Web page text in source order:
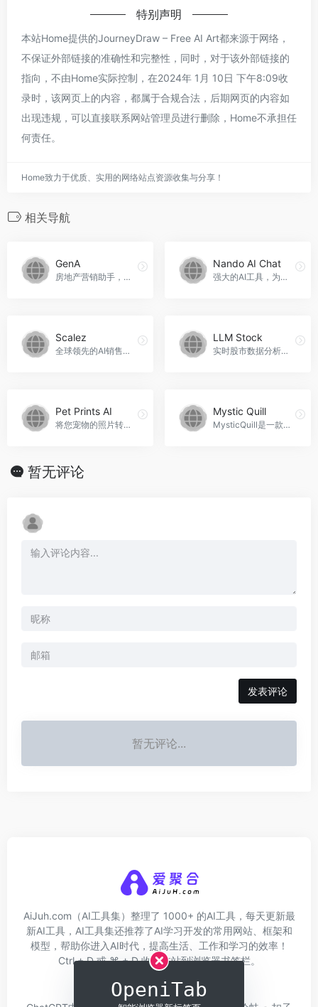
特别声明
本站Home提供的JourneyDraw – Free AI Art都来源于网络，
不保证外部链接的准确性和完整性，同时，对于该外部链接的
指向，不由Home实际控制，在2024年 1月 10日 下午8:09收
录时，该网页上的内容，都属于合规合法，后期网页的内容如
出现违规，可以直接联系网站管理员进行删除，Home不承担任
何责任。
Home致力于优质、实用的网络站点资源收集与分享！
相关导航
GenA
房地产营销助手，GenA官网入口网址
Nando AI Chat
强大的AI工具，为在线业务所有者提供高转化率的文案，Nando AI Chat官网入口网址
Scalez
全球领先的AI销售线索生成平台，Scalez官网入口网址
LLM Stock
实时股市数据分析平台，LLM Stock官网入口网址
Pet Prints AI
将您宠物的照片转化为永恒的杰作。Pet Prints AI官网入口网址
Mystic Quill
MysticQuill是一款AI驱动的全能商业套件，提高生产力并节省时间。Mystic Quill官网入口网址
暂无评论
发表评论
暂无评论...
AiJuh.com（AI工具集）整理了 1000+ 的AI工具，每天更新最
新AI工具，AI工具集还推荐了AI学习开发的常用网站、框架和
模型，帮助你进入AI时代，提高生活、工作和学习的效率！
Ctrl + D 或 ⌘ + D 收藏本站到浏览器书签栏。
关于我们
网址收录
OpeniTab